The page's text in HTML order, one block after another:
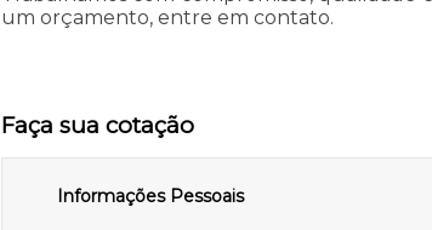
um orçamento, entre em contato.
Faça sua cotação
Informações Pessoais